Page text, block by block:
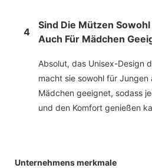
4
Sind Die Mützen
Auch Für Mädchen
Absolut, das Unisex-Design
macht sie sowohl für Jungen
Mädchen geeignet, sodass
und den Komfort genießen
Unternehmens merkmale